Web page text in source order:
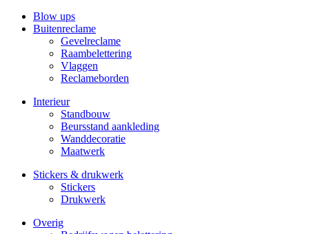
Blow ups
Buitenreclame
Gevelreclame
Raambelettering
Vlaggen
Reclameborden
Interieur
Standbouw
Beursstand aankleding
Wanddecoratie
Maatwerk
Stickers & drukwerk
Stickers
Drukwerk
Overig